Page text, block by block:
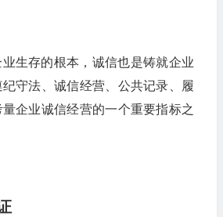
生存的根本，诚信也是铸就企业
守法、诚信经营、公共记录、履
企业诚信经营的一个重要指标之